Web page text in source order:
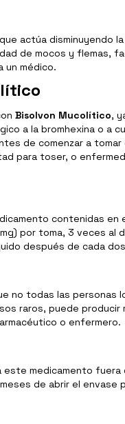
actúa disminuyendo
de mocos y flemas,
un médico.
Bisolvon Mucolítico,
a la bromhexina o a
de comenzar a
para toser, o
contenidas
por toma, 3 veces al
después de cada
no todas las personas
raros, puede
o enfermero.
este medicamento
de abrir el envase